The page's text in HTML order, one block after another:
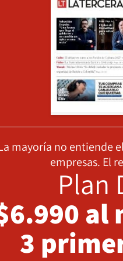
mayoría no entiende
empresas. El
Plan
al
3